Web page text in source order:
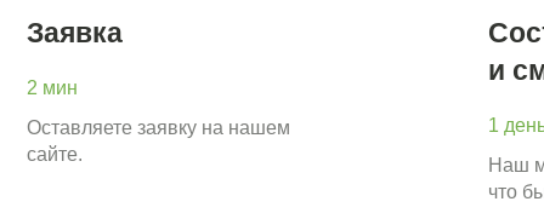
Заявка
2 мин
Оставляете заявку на нашем
сайте.
и
1
Наш
что